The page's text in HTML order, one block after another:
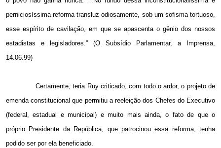
perniciosíssima reforma transluz odiosamente, sob um sofisma tortuoso,
esse espírito de cavilação, em que se apascenta o gênio dos nossos
estadistas e legisladores.” (O Subsídio Parlamentar, a Imprensa,
14.06.99)
Certamente, teria Ruy criticado, com todo o ardor, o projeto de
emenda constitucional que permitiu a reeleição dos Chefes do Executivo
(federal, estadual e municipal) e muito mais ainda, o fato de que o
próprio Presidente da República, que patrocinou essa reforma, tenha
podido ser por ela beneficiado.